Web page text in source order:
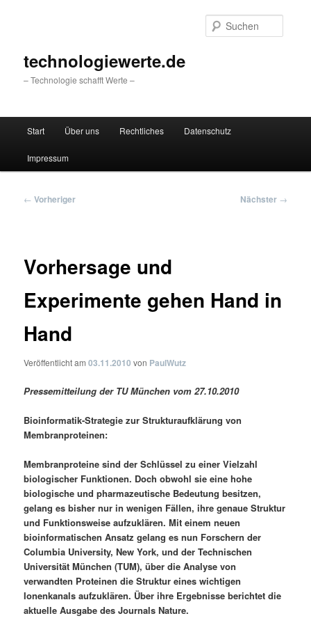
technologiewerte.de
– Technologie schafft Werte –
Start Über uns Rechtliches Datenschutz
Impressum
Beitragsnavigation
← Vorheriger Nächster →
Vorhersage und
Experimente gehen Hand in
Hand
Veröffentlicht am03.11.2010 von PaulWutz
Pressemitteilung der TU München vom 27.10.2010
Bioinformatik-Strategie zur Strukturaufklärung von
Membranproteinen:
Membranproteine sind der Schlüssel zu einer Vielzahl
biologischer Funktionen. Doch obwohl sie eine hohe
biologische und pharmazeutische Bedeutung besitzen,
gelang es bisher nur in wenigen Fällen, ihre genaue Struktur
und Funktionsweise aufzuklären. Mit einem neuen
bioinformatischen Ansatz gelang es nun Forschern der
Columbia University, New York, und der Technischen
Universität München (TUM), über die Analyse von
verwandten Proteinen die Struktur eines wichtigen
Ionenkanals aufzuklären. Über ihre Ergebnisse berichtet die
aktuelle Ausgabe des Journals Nature.